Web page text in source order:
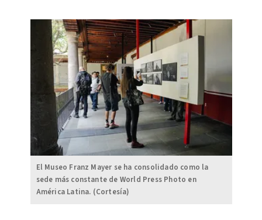
El Museo Franz Mayer se ha consolidado como la
sede más constante de World Press Photo en
América Latina. (Cortesía)